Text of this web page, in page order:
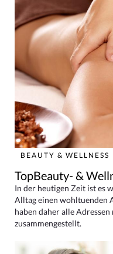
BEAUTY & WELLNESS
TopBeauty- &
In der heutigen Zeit ist es
Alltag einen wohltuenden
haben daher alle
zusammengestellt.